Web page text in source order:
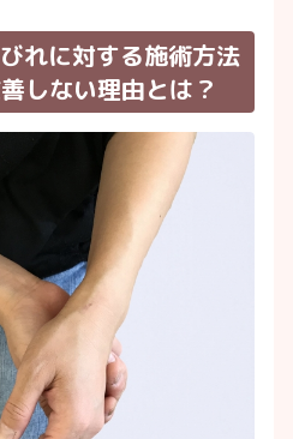
れに対する施術方法
しない理由とは？